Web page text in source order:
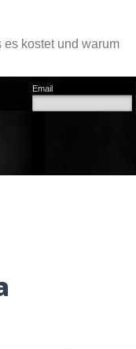
es kostet und warum
Email